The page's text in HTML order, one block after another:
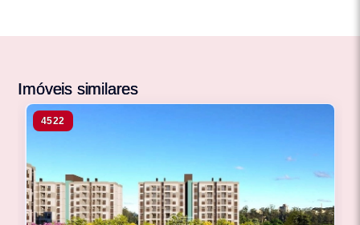
Imóveis similares
4522